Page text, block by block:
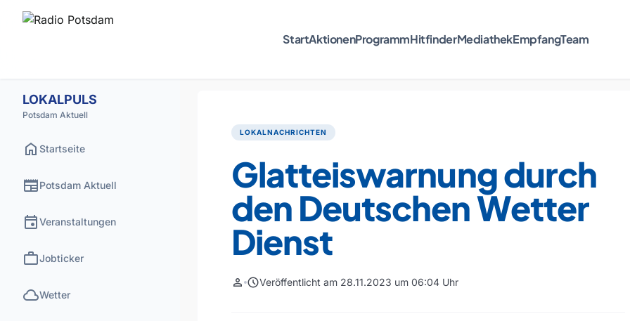
StartAktionenProgrammHitfinderMediathekEmpfangTeam
LOKALPULS
Potsdam Aktuell
home Startseite
newspaperPotsdam Aktuell
eventVeranstaltungen
workJobticker
cloudWetter
LOKALNACHRICHTEN
Glatteiswarnung durch
den Deutschen Wetter
Dienst
person scheduleVeröffentlicht am 28.11.2023 um 06:04 Uhr